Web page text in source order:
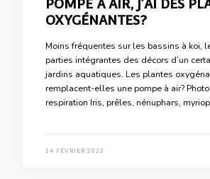
POMPE À AIR, J’AI DES
OXYGÉNANTES?
Moins fréquentes sur les bassins à koi,
parties intégrantes des décors d’un
jardins aquatiques. Les plantes
remplacent-elles une pompe à air?
respiration Iris, prêles, nénuphars,
14 FÉVRIER 2022